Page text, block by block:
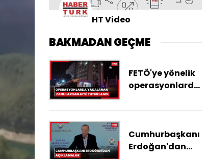
HT Video
BAKMADAN GEÇME
FETÖ'ye yönelik
operasyonlarda
zanlılardan 47'si
Cumhurbaşkanı
Erdoğan'dan